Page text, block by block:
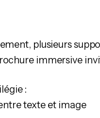
plusieurs
immersive
:
texte et image